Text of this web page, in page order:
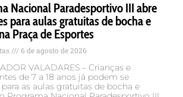
Nacional Paradesportivo III abre
para aulas gratuitas de bocha e
Praça de Esportes
6 de agosto de 2026
VALADARES – Crianças e
de 7 a 18 anos já podem se
as aulas gratuitas de bocha e